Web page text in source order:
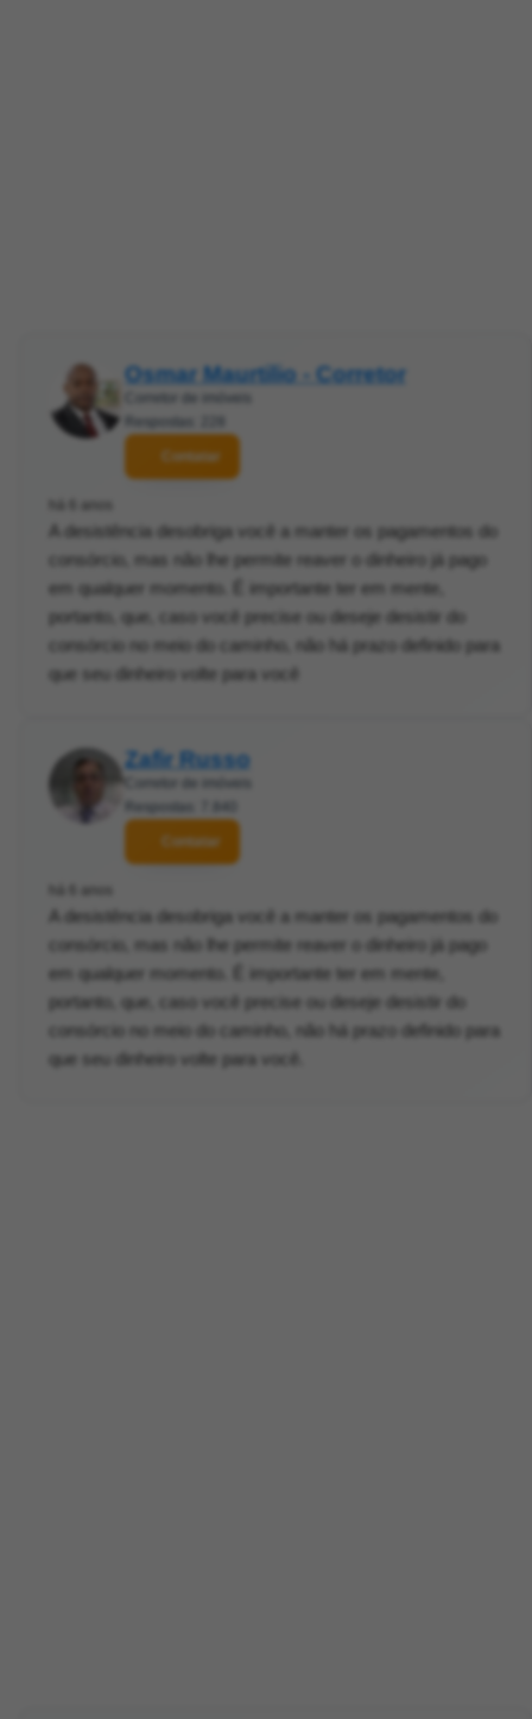
Osmar Maurtilio - Corretor
Contatar
A desistência desobriga você a manter os pagamentos do
consórcio, mas não lhe permite reaver o dinheiro já pago
em qualquer momento. É importante ter em mente,
portanto, que, caso você precise ou deseje desistir do
consórcio no meio do caminho, não há prazo definido para
que seu dinheiro volte para você
Zafir Russo
Contatar
A desistência desobriga você a manter os pagamentos do
consórcio, mas não lhe permite reaver o dinheiro já pago
em qualquer momento. É importante ter em mente,
portanto, que, caso você precise ou deseje desistir do
consórcio no meio do caminho, não há prazo definido para
que seu dinheiro volte para você.